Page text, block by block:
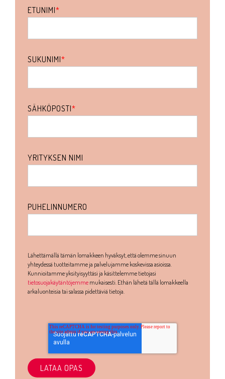
ETUNIMI*
SUKUNIMI*
SÄHKÖPOSTI*
YRITYKSEN NIMI
PUHELINNUMERO
Lähettämällä tämän lomakkeen hyväksyt, että olemme sinuun
yhteydessä tuotteitamme ja palvelujamme koskevissa asioissa.
Kunnioitamme yksityisyyttäsi ja käsittelemme tietojasi
tietosuojakäytäntöjemme mukaisesti. Ethän lähetä tällä lomakkeella
arkaluonteisia tai salassa pidettäviä tietoja.